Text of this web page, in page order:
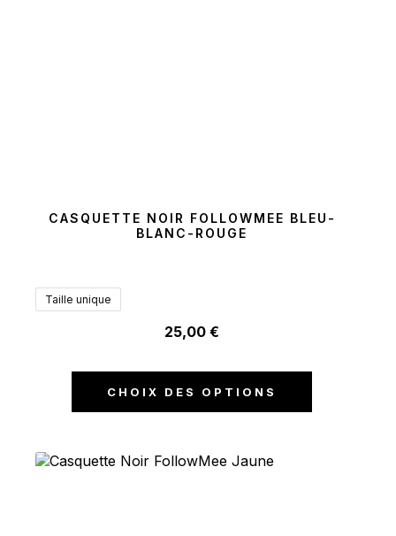
CASQUETTE NOIR FOLLOWMEE BLEU-
BLANC-ROUGE
Taille unique
25,00€
CHOIX DES OPTIONS